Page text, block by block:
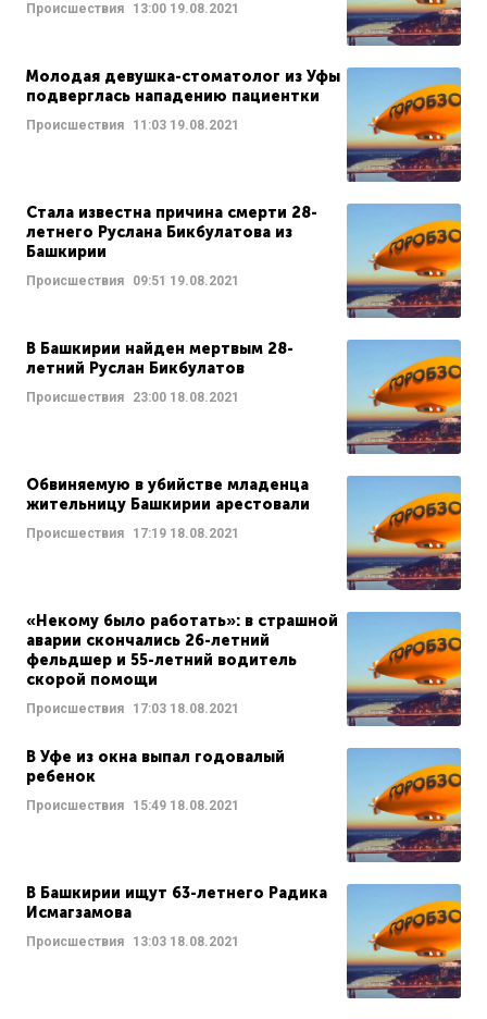
Происшествия 13:00 19.08.2021
Молодая девушка-стоматолог из Уфы
подверглась нападению пациентки
Происшествия 11:03 19.08.2021
Стала известна причина смерти 28-
летнего Руслана Бикбулатова из
Башкирии
Происшествия 09:51 19.08.2021
В Башкирии найден мертвым 28-
летний Руслан Бикбулатов
Происшествия 23:00 18.08.2021
Обвиняемую в убийстве младенца
жительницу Башкирии арестовали
Происшествия 17:19 18.08.2021
«Некому было работать»: в страшной
аварии скончались 26-летний
фельдшер и 55-летний водитель
скорой помощи
Происшествия 17:03 18.08.2021
В Уфе из окна выпал годовалый
ребенок
Происшествия 15:49 18.08.2021
В Башкирии ищут 63-летнего Радика
Исмагзамова
Происшествия 13:03 18.08.2021